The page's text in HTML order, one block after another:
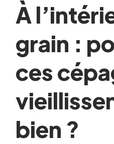
À
grain :
ces
bien ?